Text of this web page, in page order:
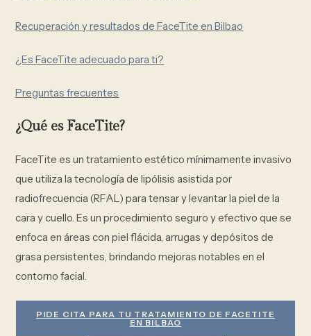
Recuperación y resultados de FaceTite en Bilbao
¿Es FaceTite adecuado para ti?
Preguntas frecuentes
¿Qué es FaceTite?
FaceTite es un tratamiento estético mínimamente invasivo
que utiliza la tecnología de lipólisis asistida por
radiofrecuencia (RFAL) para tensar y levantar la piel de la
cara y cuello. Es un procedimiento seguro y efectivo que se
enfoca en áreas con piel flácida, arrugas y depósitos de
grasa persistentes, brindando mejoras notables en el
contorno facial.
PIDE CITA PARA TU TRATAMIENTO DE FACETITE
EN BILBAO